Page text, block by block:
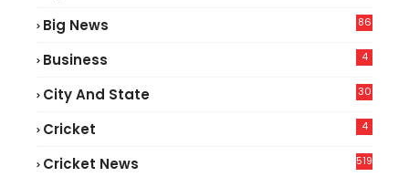
Big News
86
Business 4
City And State 30
Cricket 4
Cricket News 519